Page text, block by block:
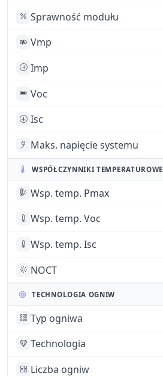
Sprawność modułu
Vmp
Imp
Voc
Isc
Maks. napięcie systemu
WSPÓŁCZYNNIKI TEMPERATUROWE
Wsp. temp. Pmax
Wsp. temp. Voc
Wsp. temp. Isc
NOCT
TECHNOLOGIA OGNIW
Typ ogniwa
Technologia
Liczba ogniw